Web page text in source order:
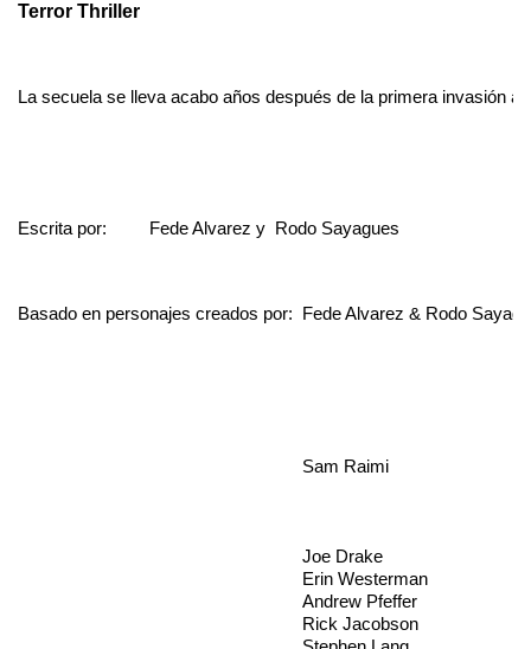
Terror Thriller
La secuela se lleva acabo años después de la primera invasión
Escrita por: Fede Alvarez y  Rodo Sayagues
Basado en personajes creados por:  Fede Alvarez & Rodo
Sam Raimi
Joe Drake
Erin Westerman
Andrew Pfeffer
Rick Jacobson